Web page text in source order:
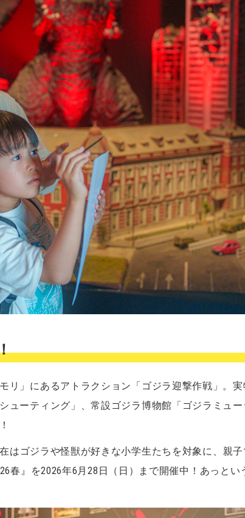
リ」にあるアトラクション「ゴジラ迎撃作戦」。
ューティング」、常設ゴジラ博物館「ゴジラミュ
はゴジラや怪獣が好きな小学生たちを対象に、親
春』を2026年6月28日（日）まで開催中！あっとい